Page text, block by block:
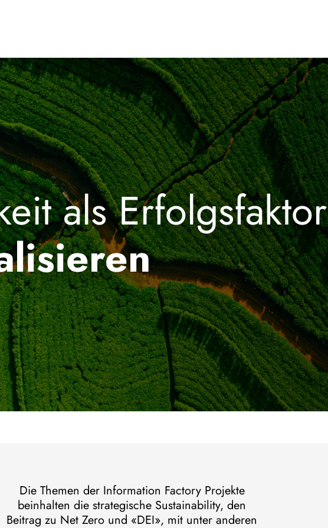
de Contact
als Erfolgsfaktor
Die Themen der Information Factory Projekte
beinhalten die strategische Sustainability, den
Beitrag zu Net Zero und «DEI», mit unter anderen